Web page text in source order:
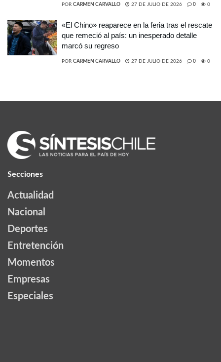
POR CARMEN CARVALLO 27 DE JULIO DE 2026 0 0
«El Chino» reaparece en la feria tras el rescate
que remeció al país: un inesperado detalle
marcó su regreso
POR CARMEN CARVALLO 27 DE JULIO DE 2026 0 0
Secciones
Actualidad
Nacional
Deportes
Entretención
Momentos
Empresas
Especiales